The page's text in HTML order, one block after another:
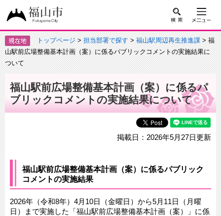
トップページ>担当部署で探す>福山駅周辺再生推進課> 福
山駅前広場整備基本計画（案）に係るパブリックコメントの実施結果に
ついて
福山駅前広場整備基本計画（案）に係るパ
ブリックコメントの実施結果について
掲載日：2026年5月27日更新
福山駅前広場整備基本計画（案）に係るパブリック
コメントの実施結果
2026年（令和8年）4月10日（金曜日）から5月11日（月曜
日）まで実施した「福山駅前広場整備基本計画（案）」に係